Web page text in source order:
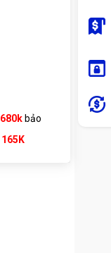
680k bảo
165K